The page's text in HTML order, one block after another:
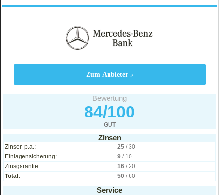
Bewertung
84/100
GUT
Zinsen
Zinsen p.a.: 25 / 30
Einlagensicherung:
9 / 10
Zinsgarantie:
16 / 20
Total:
50 / 60
Service